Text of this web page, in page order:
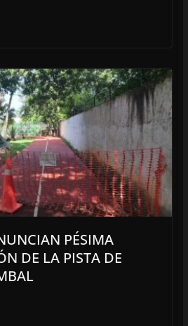
PÉSIMA
DE LA PISTA DE